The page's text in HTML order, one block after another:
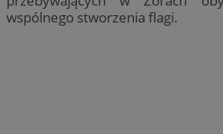
wspólnego stworzenia flagi.